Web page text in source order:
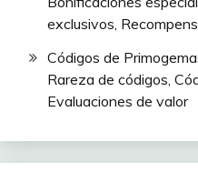
exclusivos,
Códigos de
Rareza de códigos,
Evaluaciones de valor